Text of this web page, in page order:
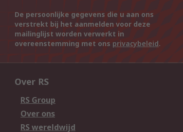
De persoonlijke gegevens die u aan ons
verstrekt bij het aanmelden voor deze
mailinglijst worden verwerkt in
overeenstemming met ons privacybeleid.
Over RS
RS Group
Over ons
RS wereldwijd